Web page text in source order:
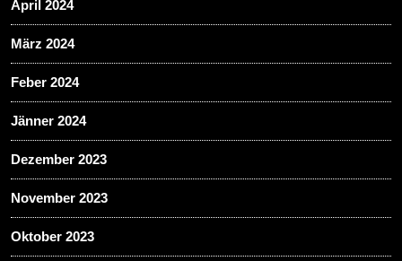
April 2024
März 2024
Feber 2024
Jänner 2024
Dezember 2023
November 2023
Oktober 2023